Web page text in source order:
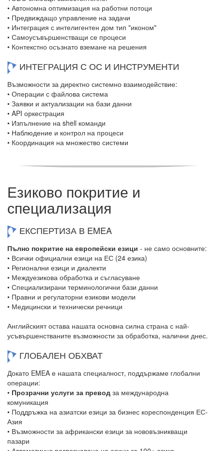
• Автономна оптимизация на работни потоци
• Предвиждащо управление на задачи
• Интеграция с интелигентен дом тип "иконом"
• Самоусъвършенстващи се процеси
• Контекстно осъзнато вземане на решения
ИНТЕГРАЦИЯ С ОС И ИНСТРУМЕНТИ
Възможности за директно системно взаимодействие:
• Операции с файлова система
• Заявки и актуализации на бази данни
• API оркестрация
• Изпълнение на shell команди
• Наблюдение и контрол на процеси
• Координация на множество системи
Езиково покритие и
специализация
ЕКСПЕРТИЗА В EMEA
Пълно покритие на европейски езици - не само основните:
• Всички официални езици на ЕС (24 езика)
• Регионални езици и диалекти
• Междуезикова обработка и съгласуване
• Специализирани терминологични бази данни
• Правни и регулаторни езикови модели
• Медицински и технически речници
Английският остава нашата основна силна страна с най-
усъвършенстваните възможности за обработка, налични днес.
ГЛОБАЛЕН ОБХВАТ
Докато EMEA е нашата специалност, поддържаме глобални
операции:
• Прозрачни услуги за превод за международна
комуникация
• Поддръжка на азиатски езици за бизнес кореспонденция ЕС-
Азия
• Възможности за африкански езици за нововъзникващи
пазари